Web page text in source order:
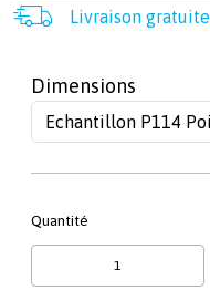
Livraison gratuite
Dimensions
Quantité